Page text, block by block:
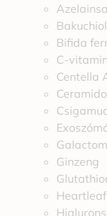
Bakuchiol
Bifida
C-vitamin
Centella
Ginzeng